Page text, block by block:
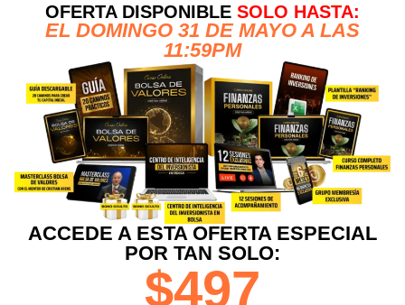
OFERTA DISPONIBLE SOLO HASTA:
EL DOMINGO 31 DE MAYO A LAS
11:59PM
ACCEDE A ESTA OFERTA ESPECIAL
POR TAN SOLO:
$497